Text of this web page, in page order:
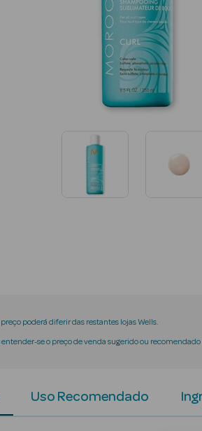
poderá diferir das restantes lojas Wells.
entender-se o preço de venda sugerido ou
Uso Recomendado